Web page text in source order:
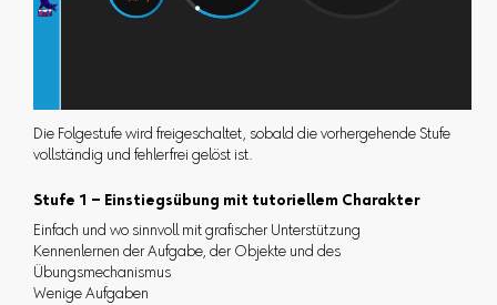
Die Folgestufe wird freigeschaltet, sobald die vorhergehende Stufe
vollständig und fehlerfrei gelöst ist.
Stufe 1 – Einstiegsübung mit tutoriellem Charakter
Einfach und wo sinnvoll mit grafischer Unterstützung
Kennenlernen der Aufgabe, der Objekte und des
Übungsmechanismus
Wenige Aufgaben